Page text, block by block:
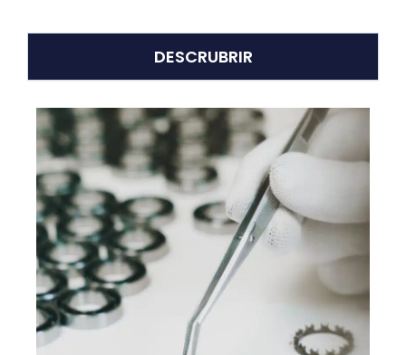
DESCRUBRIR